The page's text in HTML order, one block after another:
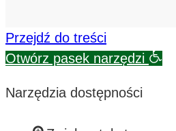
Przejdź do treści
Otwórz pasek narzędzi
Narzędzia dostępności